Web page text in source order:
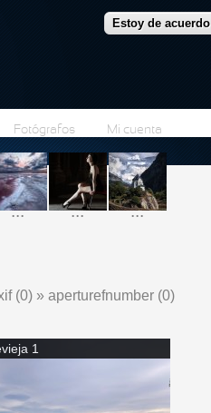
Estoy de acuerdo
Fotógrafos Mi cuenta
... ... ...
(0) » aperturefnumber (0)
1